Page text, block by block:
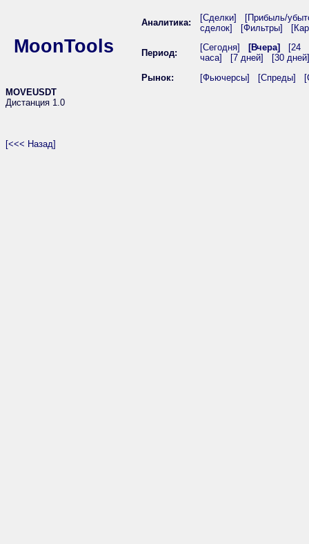
MoonTools
Аналитика: [Сделки]
[Прибыль/
сделок]
[Фильтры]
Период:
[Сегодня] [Вчера]
[24
часа]
[7 дней]
[30 дней]
Рынок:
[Фьючерсы] [Спреды]
MOVEUSDT
Дистанция 1.0
[<<< Назад]